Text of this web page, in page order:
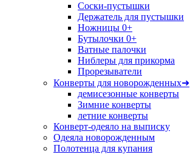
Соски-пустышки
Держатель для пустышки
Ножницы 0+
Бутылочки 0+
Ватные палочки
Ниблеры для прикорма
Прорезыватели
Конверты для новорожденных➜
демисезонные конверты
Зимние конверты
летние конверты
Конверт-одеяло на выписку
Одеяла новорожденным
Полотенца для купания